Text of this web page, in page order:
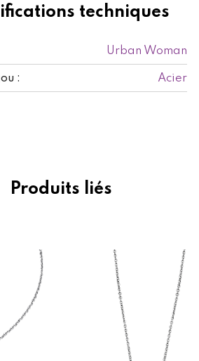
techniques
Urban Woman
: Acier
Produits liés